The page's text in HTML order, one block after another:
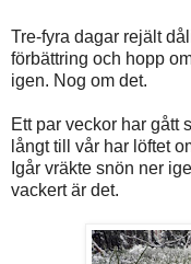
Tre-fyra dagar rejält
förbättring och hopp
igen. Nog om det.
Ett par veckor har gått
långt till vår har löftet
Igår vräkte snön ner
vackert är det.